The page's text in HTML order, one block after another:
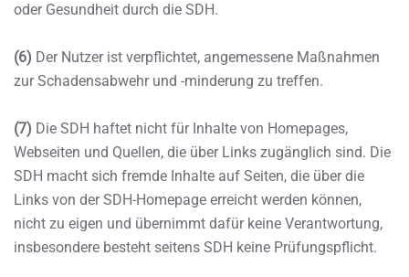
oder Gesundheit durch die SDH.
(6) Der Nutzer ist verpflichtet, angemessene Maßnahmen
zur Schadensabwehr und -minderung zu treffen.
(7) Die SDH haftet nicht für Inhalte von Homepages,
Webseiten und Quellen, die über Links zugänglich sind. Die
SDH macht sich fremde Inhalte auf Seiten, die über die
Links von der SDH-Homepage erreicht werden können,
nicht zu eigen und übernimmt dafür keine Verantwortung,
insbesondere besteht seitens SDH keine Prüfungspflicht.